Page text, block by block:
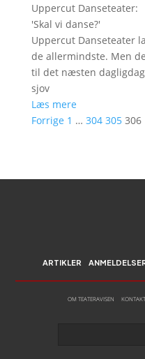
Uppercut Danseteater:
'Skal vi danse?'
Uppercut Danseteater
de allermindste. Men
til det næsten
sjov
Læs mere
Forrige 1 … 304 305 306
ARTIKLER
OM TEATERAVISEN KONTAKT